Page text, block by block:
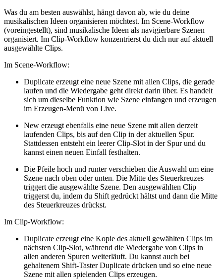
Was du am besten auswählst, hängt davon ab, wie du deine
musikalischen Ideen organisieren möchtest. Im Scene-Workflow
(voreingestellt), sind musikalische Ideen als navigierbare Szenen
organisiert. Im Clip-Workflow konzentrierst du dich nur auf aktuell
ausgewählte Clips.
Im Scene-Workflow:
Duplicate erzeugt eine neue Szene mit allen Clips, die gerade
laufen und die Wiedergabe geht direkt darin über. Es handelt
sich um dieselbe Funktion wie Szene einfangen und erzeugen
im Erzeugen-Menü von Live.
New erzeugt ebenfalls eine neue Szene mit allen derzeit
laufenden Clips, bis auf den Clip in der aktuellen Spur.
Stattdessen entsteht ein leerer Clip-Slot in der Spur und du
kannst einen neuen Einfall festhalten.
Die Pfeile hoch und runter verschieben die Auswahl um eine
Szene nach oben oder unten. Die Mitte des Steuerkreuzes
triggert die ausgewählte Szene. Den ausgewählten Clip
triggerst du, indem du Shift gedrückt hältst und dann die Mitte
des Steuerkreuzes drückst.
Im Clip-Workflow:
Duplicate erzeugt eine Kopie des aktuell gewählten Clips im
nächsten Clip-Slot, während die Wiedergabe von Clips in
allen anderen Spuren weiterläuft. Du kannst auch bei
gehaltenem Shift-Taster Duplicate drücken und so eine neue
Szene mit allen spielenden Clips erzeugen.